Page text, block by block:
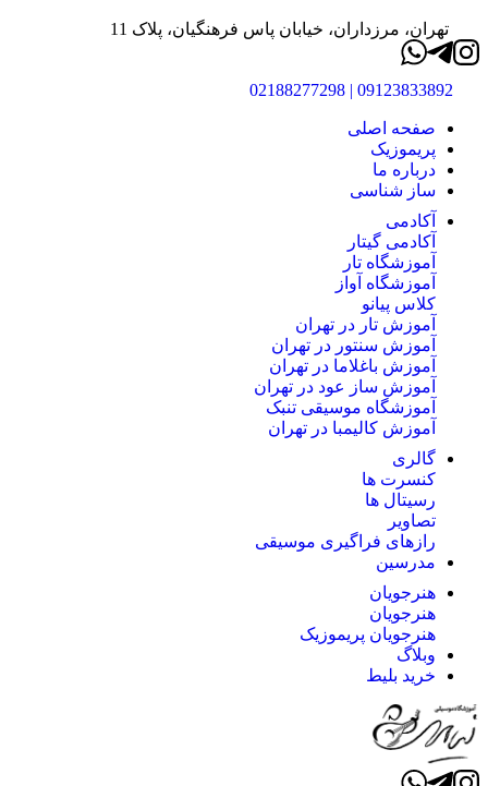
تهران، مرزداران، خیابان پاس فرهنگیان، پلاک 11
09123833892 | 02188277298
صفحه اصلی
پریموزیک
درباره ما
ساز شناسی
آکادمی
آکادمی گیتار
آموزشگاه تار
آموزشگاه آواز
کلاس پیانو
آموزش تار در تهران
آموزش سنتور در تهران
آموزش باغلاما در تهران
آموزش ساز عود در تهران
آموزشگاه موسیقی تنبک
آموزش کالیمبا در تهران
گالری
کنسرت ها
رسیتال ها
تصاویر
رازهای فراگیری موسیقی
مدرسین
هنرجویان
هنرجویان
هنرجویان پریموزیک
وبلاگ
خرید بلیط